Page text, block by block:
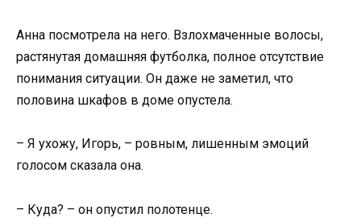
Анна посмотрела на него. Взлохмаченные волосы,
растянутая домашняя футболка, полное отсутствие
понимания ситуации. Он даже не заметил, что
половина шкафов в доме опустела.
– Я ухожу, Игорь, – ровным, лишенным эмоций
голосом сказала она.
– Куда? – он опустил полотенце.